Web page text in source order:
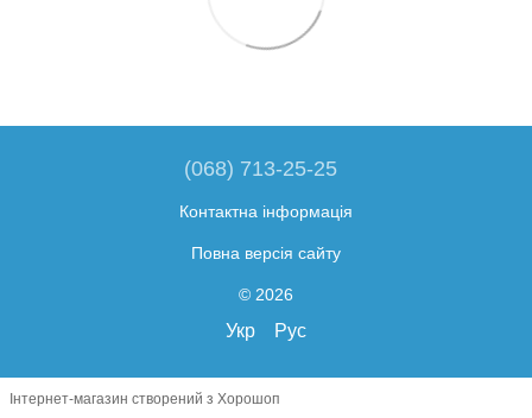
(068) 713-25-25
Контактна інформація
Повна версія сайту
© 2026
Укр Рус
Інтернет-магазин створений з Хорошоп